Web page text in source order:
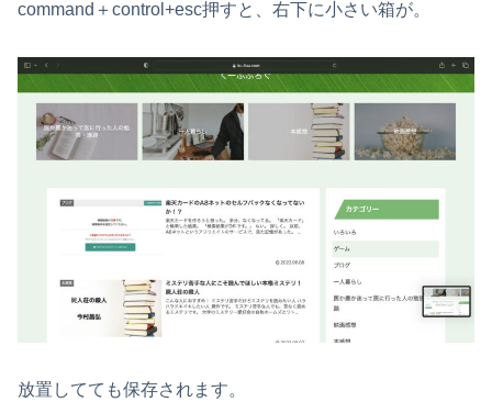
command＋control+esc押すと、右下に小さい箱が。
放置してても保存されます。